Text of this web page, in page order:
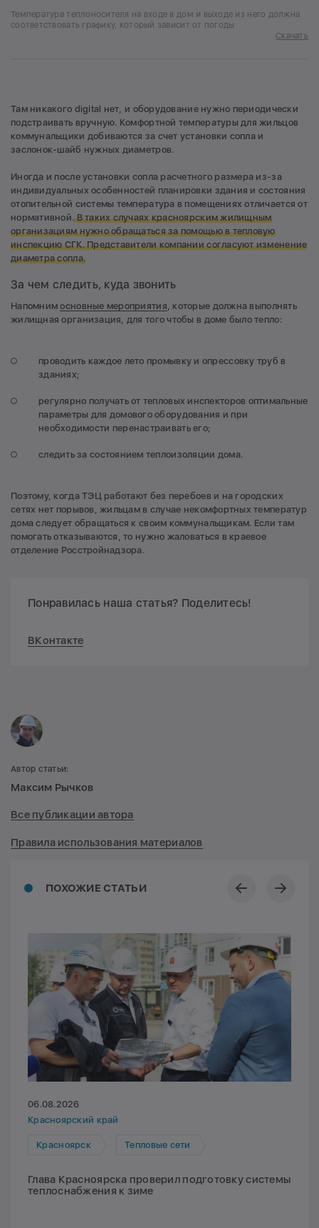
Температура теплоносителя на входе в дом и выходе из него должна
соответствовать графику, который зависит от погоды
Скачать
Там никакого digital нет, и оборудование нужно периодически
подстраивать вручную. Комфортной температуры для жильцов
коммунальщики добиваются за счет установки сопла и
заслонок-шайб нужных диаметров.
Иногда и после установки сопла расчетного размера из-за
индивидуальных особенностей планировки здания и состояния
отопительной системы температура в помещениях отличается от
нормативной.В таких случаях красноярским жилищным
организациям нужно обращаться за помощью в тепловую
инспекцию СГК. Представители компании согласуют изменение
диаметра сопла.
За чем следить, куда звонить
Напомнимосновные мероприятия , которые должна выполнять
жилищная организация, для того чтобы в доме было тепло:
проводить каждое лето промывку и опрессовку труб в
зданиях;
регулярно получать от тепловых инспекторов оптимальные
параметры для домового оборудования и при
необходимости перенастраивать его;
следить за состоянием теплоизоляции дома.
Поэтому, когда ТЭЦ работают без перебоев и на городских
сетях нет порывов, жильцам в случае некомфортных температур
дома следует обращаться к своим коммунальщикам. Если там
помогать отказываются, то нужно жаловаться в краевое
отделение Росстройнадзора.
Понравилась наша статья? Поделитесь!
ВКонтакте
ПОХОЖИЕ СТАТЬИ
06.08.2026
Красноярский край
Красноярск Тепловые сети
Глава Красноярска проверил подготовку системы
теплоснабжения к зиме
Автор статьи:
Максим Рычков
Все публикации автора
Правила использования материалов